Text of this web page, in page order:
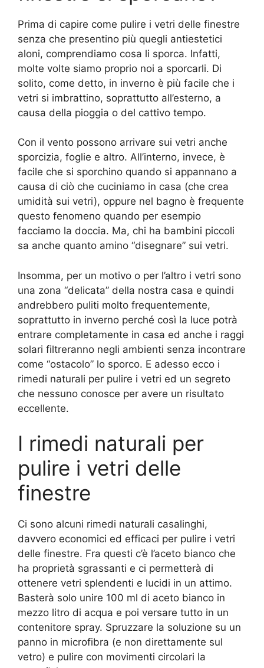
Prima di capire come pulire i vetri delle finestre
senza che presentino più quegli antiestetici
aloni, comprendiamo cosa li sporca. Infatti,
molte volte siamo proprio noi a sporcarli. Di
solito, come detto, in inverno è più facile che i
vetri si imbrattino, soprattutto all’esterno, a
causa della pioggia o del cattivo tempo.
Con il vento possono arrivare sui vetri anche
sporcizia, foglie e altro. All’interno, invece, è
facile che si sporchino quando si appannano a
causa di ciò che cuciniamo in casa (che crea
umidità sui vetri), oppure nel bagno è frequente
questo fenomeno quando per esempio
facciamo la doccia. Ma, chi ha bambini piccoli
sa anche quanto amino “disegnare” sui vetri.
Insomma, per un motivo o per l’altro i vetri sono
una zona “delicata” della nostra casa e quindi
andrebbero puliti molto frequentemente,
soprattutto in inverno perché così la luce potrà
entrare completamente in casa ed anche i raggi
solari filtreranno negli ambienti senza incontrare
come “ostacolo” lo sporco. E adesso ecco i
rimedi naturali per pulire i vetri ed un segreto
che nessuno conosce per avere un risultato
eccellente.
I rimedi naturali per
pulire i vetri delle
finestre
Ci sono alcuni rimedi naturali casalinghi,
davvero economici ed efficaci per pulire i vetri
delle finestre. Fra questi c’è l’aceto bianco che
ha proprietà sgrassanti e ci permetterà di
ottenere vetri splendenti e lucidi in un attimo.
Basterà solo unire 100 ml di aceto bianco in
mezzo litro di acqua e poi versare tutto in un
contenitore spray. Spruzzare la soluzione su un
panno in microfibra (e non direttamente sul
vetro) e pulire con movimenti circolari la